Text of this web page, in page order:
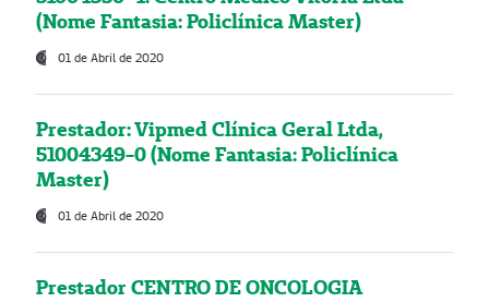
(Nome Fantasia: Policlínica Master)
01 de Abril de 2020
Prestador: Vipmed Clínica Geral Ltda,
51004349-0 (Nome Fantasia: Policlínica
Master)
01 de Abril de 2020
Prestador CENTRO DE ONCOLOGIA